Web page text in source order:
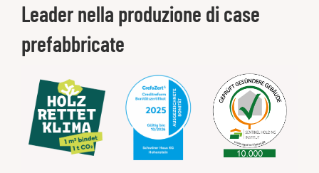
Leader nella produzione di case
prefabbricate